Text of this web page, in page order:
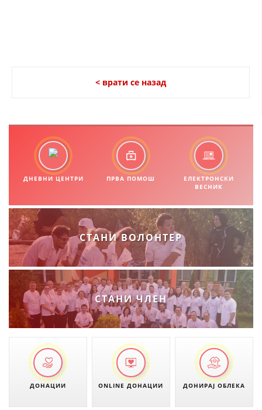
< врати се назад
ДНЕВНИ ЦЕНТРИ ПРВА ПОМОШ
ЕЛЕКТРОНСКИ
ВЕСНИК
СТАНИ ВОЛОНТЕР
СТАНИ ЧЛЕН
ДОНАЦИИ ONLINE ДОНАЦИИ ДОНИРАЈ ОБЛЕКА